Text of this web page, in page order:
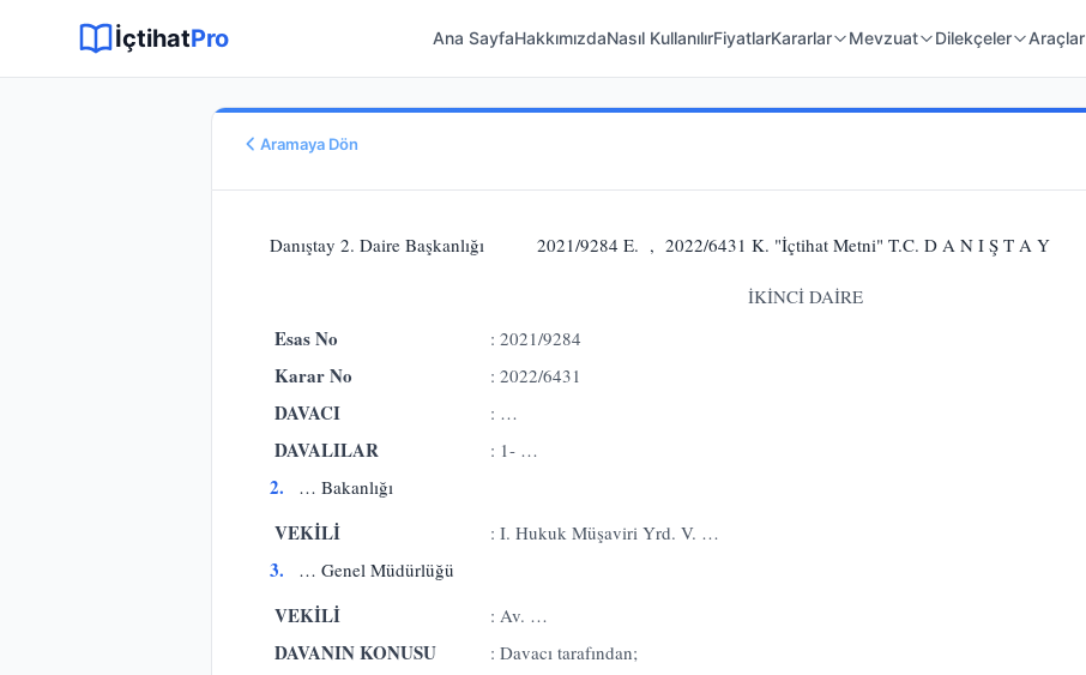
İçtihatPro Ana SayfaHakkımızdaNasıl KullanılırFiyatlarKararlar Mevzuat Dilekçeler Araçlar
Aramaya Dön
10.05.2015
Karar Sonucu
REDDİNE
İdare Hukuku
Danıştay 2. Daire Başkanlığı 2021/9284 E. , 2022/6431 K. "İçtihat Metni" T.C. D A N I Ş T A Y
İKİNCİ DAİRE
Esas No : 2021/9284
Karar No : 2022/6431
DAVACI : …
DAVALILAR : 1- …
2. … Bakanlığı
VEKİLİ : I. Hukuk Müşaviri Yrd. V. …
3. … Genel Müdürlüğü
VEKİLİ : Av. …
DAVANIN KONUSU : Davacı tarafından;